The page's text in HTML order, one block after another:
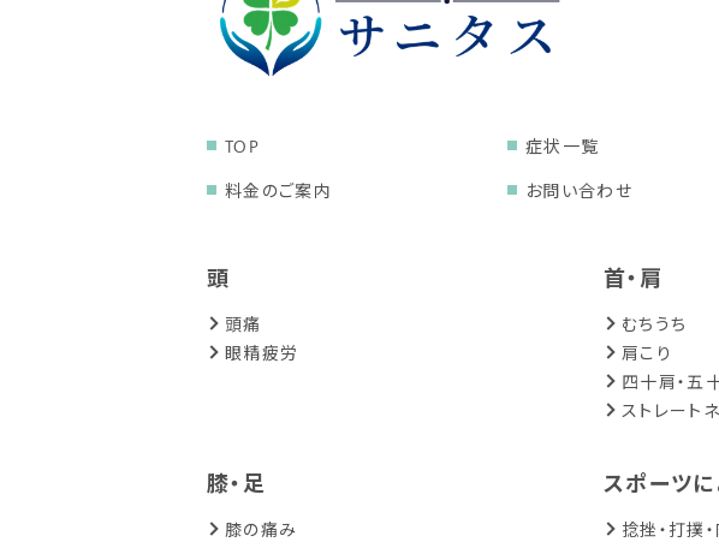
TOP 症状一覧
料金のご案内
お問い合わせ
頭
頭痛
眼精疲労
首・肩
むちうち
肩こり
四十肩・五
ストレート
膝・足
膝の痛み
スポーツ
捻挫・打撲